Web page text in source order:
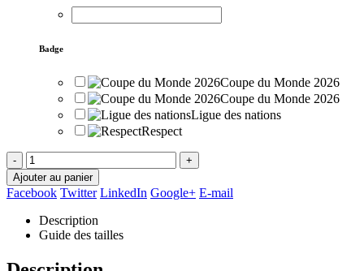
Badge
Coupe du Monde 2026
Coupe du Monde 2026
Ligue des nations
Respect
-
+
Ajouter au panier
Facebook Twitter LinkedIn Google+ E-mail
Description
Guide des tailles